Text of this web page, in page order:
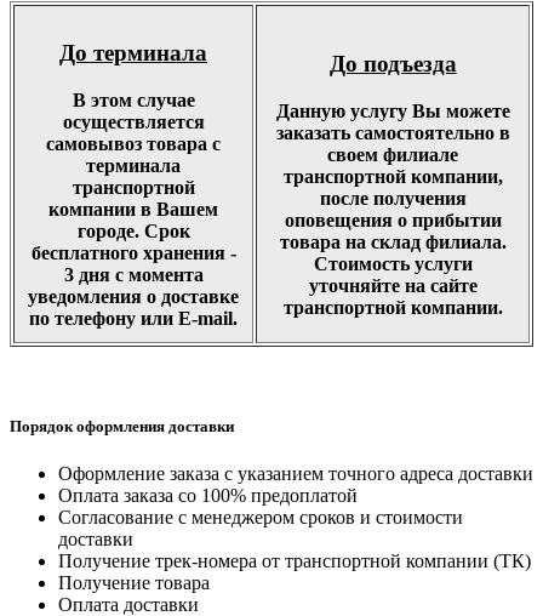
До терминала
В этом случае
осуществляется
самовывоз товара с
терминала
транспортной
компании в Вашем
городе. Срок
бесплатного хранения -
3 дня с момента
уведомления о доставке
по телефону или E-mail.
До подъезда
Данную услугу Вы можете
заказать самостоятельно в
своем филиале
транспортной компании,
после получения
оповещения о прибытии
товара на склад филиала.
Стоимость услуги
уточняйте на сайте
транспортной компании.
Порядок оформления доставки
Оформление заказа с указанием точного адреса доставки
Оплата заказа со 100% предоплатой
Согласование с менеджером сроков и стоимости
доставки
Получение трек-номера от транспортной компании (ТК)
Получение товара
Оплата доставки